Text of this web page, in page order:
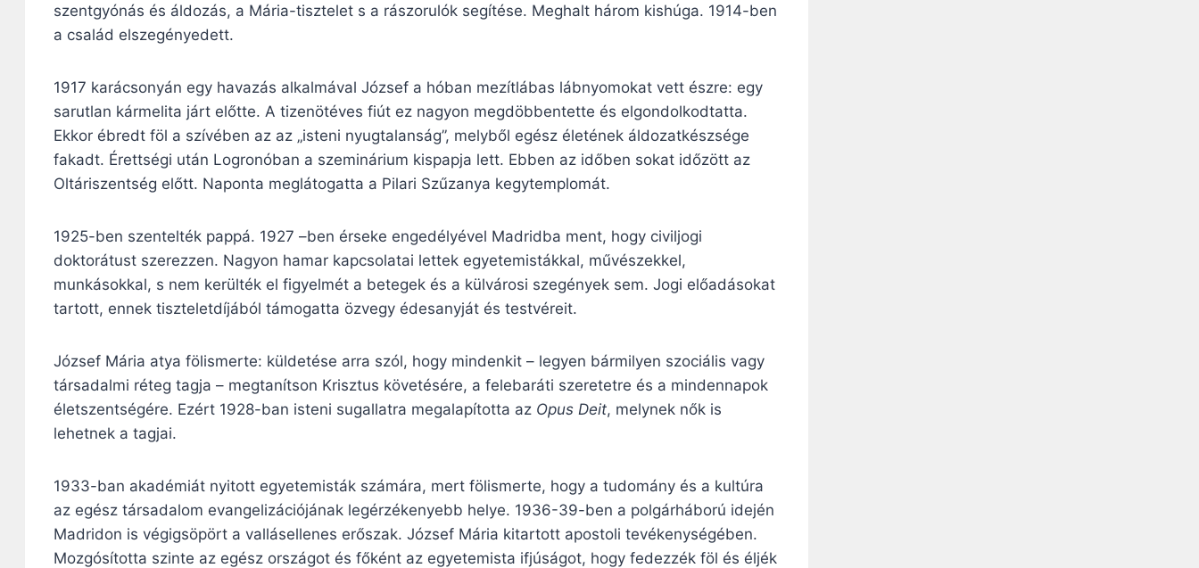
szentgyónás és áldozás, a Mária-tisztelet s a rászorulók segítése. Meghalt három kishúga. 1914-ben
a család elszegényedett.
1917 karácsonyán egy havazás alkalmával József a hóban mezítlábas lábnyomokat vett észre: egy
sarutlan kármelita járt előtte. A tizenötéves fiút ez nagyon megdöbbentette és elgondolkodtatta.
Ekkor ébredt föl a szívében az az „isteni nyugtalanság”, melyből egész életének áldozatkészsége
fakadt. Érettségi után Logronóban a szeminárium kispapja lett. Ebben az időben sokat időzött az
Oltáriszentség előtt. Naponta meglátogatta a Pilari Szűzanya kegytemplomát.
1925-ben szentelték pappá. 1927 –ben érseke engedélyével Madridba ment, hogy civiljogi
doktorátust szerezzen. Nagyon hamar kapcsolatai lettek egyetemistákkal, művészekkel,
munkásokkal, s nem kerülték el figyelmét a betegek és a külvárosi szegények sem. Jogi előadásokat
tartott, ennek tiszteletdíjából támogatta özvegy édesanyját és testvéreit.
József Mária atya fölismerte: küldetése arra szól, hogy mindenkit – legyen bármilyen szociális vagy
társadalmi réteg tagja – megtanítson Krisztus követésére, a felebaráti szeretetre és a mindennapok
életszentségére. Ezért 1928-ban isteni sugallatra megalapította az Opus Deit, melynek nők is
lehetnek a tagjai.
1933-ban akadémiát nyitott egyetemisták számára, mert fölismerte, hogy a tudomány és a kultúra
az egész társadalom evangelizációjának legérzékenyebb helye. 1936-39-ben a polgárháború idején
Madridon is végigsöpört a vallásellenes erőszak. József Mária kitartott apostoli tevékenységében.
Mozgósította szinte az egész országot és főként az egyetemista ifjúságot, hogy fedezzék föl és éljék